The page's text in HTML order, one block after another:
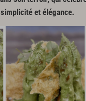
et élégance.